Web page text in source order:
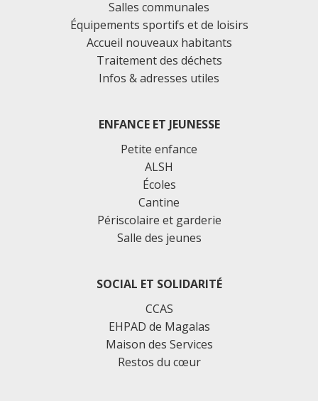
Salles communales
Équipements sportifs et de loisirs
Accueil nouveaux habitants
Traitement des déchets
Infos & adresses utiles
ENFANCE ET JEUNESSE
Petite enfance
ALSH
Écoles
Cantine
Périscolaire et garderie
Salle des jeunes
SOCIAL ET SOLIDARITÉ
CCAS
EHPAD de Magalas
Maison des Services
Restos du cœur